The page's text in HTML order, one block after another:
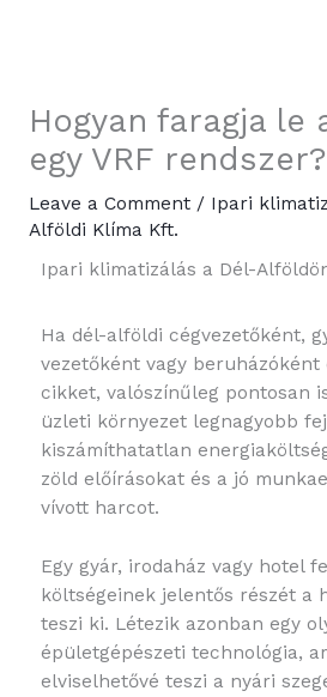
Hogyan faragja le
egy VRF rendszer?
Leave a Comment / Ipari
Alföldi Klíma Kft.
Ipari klimatizálás a Dél-
Ha dél-alföldi cégvezetőként,
vezetőként vagy beruházóként
cikket, valószínűleg pontosan
üzleti környezet legnagyobb
kiszámíthatatlan
zöld előírásokat és a jó
vívott harcot.
Egy gyár, irodaház vagy hotel
költségeinek jelentős részét a
teszi ki. Létezik azonban egy
épületgépészeti technológia,
elviselhetővé teszi a nyári